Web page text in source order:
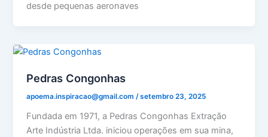
desde pequenas aeronaves
Pedras Congonhas
apoema.inspiracao@gmail.com/setembro 23, 2025
Fundada em 1971, a Pedras Congonhas Extração
Arte Indústria Ltda. iniciou operações em sua mina,